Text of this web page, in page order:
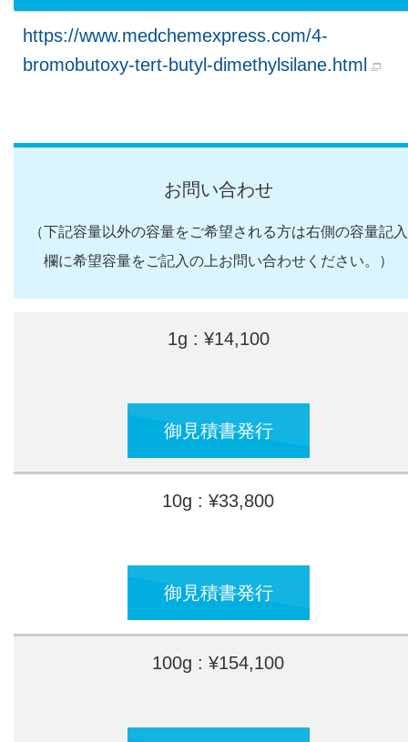
https://www.medchemexpress.com/4-
bromobutoxy-tert-butyl-dimethylsilane.html
お問い合わせ
（下記容量以外の容量をご希望される方は右側の容量記入
欄に希望容量をご記入の上お問い合わせください。）
1g : ¥14,100
御見積書発行
10g : ¥33,800
御見積書発行
100g : ¥154,100